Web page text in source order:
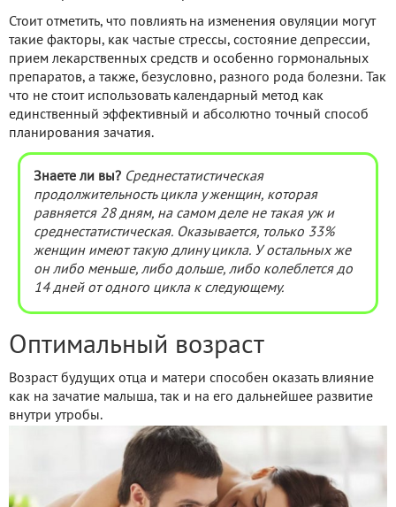
Стоит отметить, что повлиять на изменения овуляции могут
такие факторы, как частые стрессы, состояние депрессии,
прием лекарственных средств и особенно гормональных
препаратов, а также, безусловно, разного рода болезни. Так
что не стоит использовать календарный метод как
единственный эффективный и абсолютно точный способ
планирования зачатия.
Знаете ли вы? Среднестатистическая
продолжительность цикла у женщин, которая
равняется 28 дням, на самом деле не такая уж и
среднестатистическая. Оказывается, только 33%
женщин имеют такую длину цикла. У остальных же
он либо меньше, либо дольше, либо колеблется до
14 дней от одного цикла к следующему.
Оптимальный возраст
Возраст будущих отца и матери способен оказать влияние
как на зачатие малыша, так и на его дальнейшее развитие
внутри утробы.